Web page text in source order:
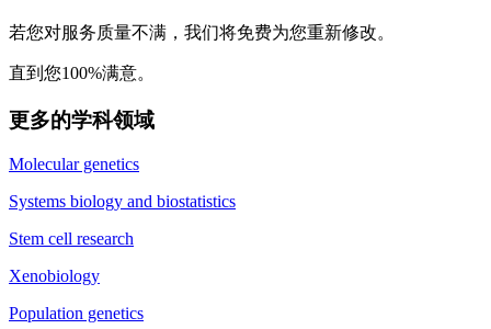
若您对服务质量不满，我们将免费为您重新修改。
直到您100%满意。
更多的学科领域
Molecular genetics
Systems biology and biostatistics
Stem cell research
Xenobiology
Population genetics